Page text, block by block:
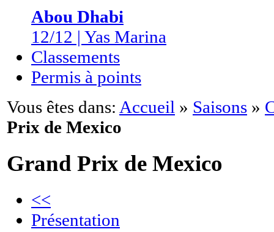
Abou Dhabi
12/12 | Yas Marina
Classements
Permis à points
Vous êtes dans: Accueil » Saisons »
Prix de Mexico
Grand Prix de Mexico
<<
Présentation